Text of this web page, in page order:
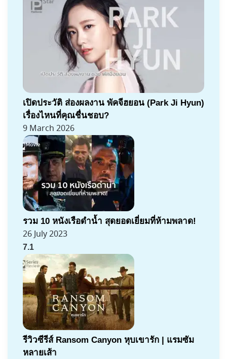
เปิดประวัติ ส่องผลงาน พัคจีฮยอน (Park Ji Hyun)
เรื่องไหนที่คุณชื่นชอบ?
9 March 2026
รวม 10 หนังเรือดำน้ำ สุดยอดเยี่ยมที่ห้ามพลาด!
26 July 2023
7.1
รีวิวซีรีส์ Ransom Canyon หุบเขารัก | แรมซัม
หลายเส้า